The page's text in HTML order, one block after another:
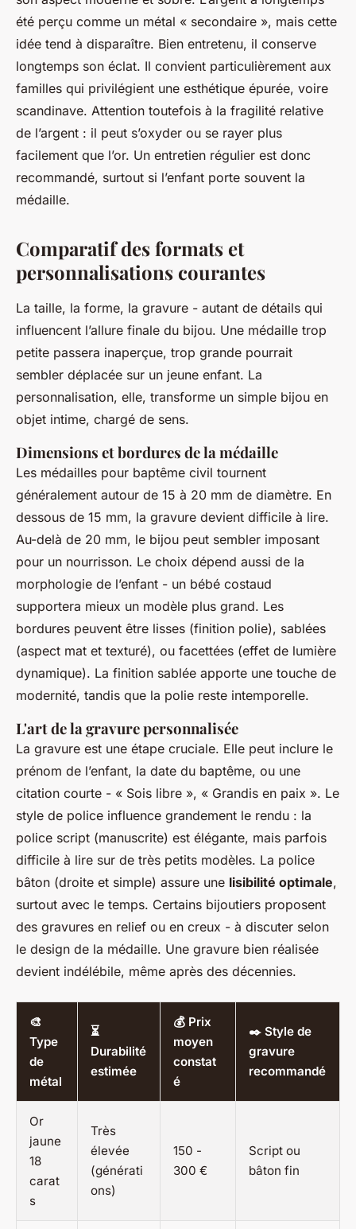
été perçu comme un métal « secondaire », mais cette
idée tend à disparaître. Bien entretenu, il conserve
longtemps son éclat. Il convient particulièrement aux
familles qui privilégient une esthétique épurée, voire
scandinave. Attention toutefois à la fragilité relative
de l’argent : il peut s’oxyder ou se rayer plus
facilement que l’or. Un entretien régulier est donc
recommandé, surtout si l’enfant porte souvent la
médaille.
Comparatif des formats et
personnalisations courantes
La taille, la forme, la gravure - autant de détails qui
influencent l’allure finale du bijou. Une médaille trop
petite passera inaperçue, trop grande pourrait
sembler déplacée sur un jeune enfant. La
personnalisation, elle, transforme un simple bijou en
objet intime, chargé de sens.
Dimensions et bordures de la médaille
Les médailles pour baptême civil tournent
généralement autour de 15 à 20 mm de diamètre. En
dessous de 15 mm, la gravure devient difficile à lire.
Au-delà de 20 mm, le bijou peut sembler imposant
pour un nourrisson. Le choix dépend aussi de la
morphologie de l’enfant - un bébé costaud
supportera mieux un modèle plus grand. Les
bordures peuvent être lisses (finition polie), sablées
(aspect mat et texturé), ou facettées (effet de lumière
dynamique). La finition sablée apporte une touche de
modernité, tandis que la polie reste intemporelle.
L'art de la gravure personnalisée
La gravure est une étape cruciale. Elle peut inclure le
prénom de l’enfant, la date du baptême, ou une
citation courte - « Sois libre », « Grandis en paix ». Le
style de police influence grandement le rendu : la
police script (manuscrite) est élégante, mais parfois
difficile à lire sur de très petits modèles. La police
bâton (droite et simple) assure une lisibilité optimale,
surtout avec le temps. Certains bijoutiers proposent
des gravures en relief ou en creux - à discuter selon
le design de la médaille. Une gravure bien réalisée
devient indélébile, même après des décennies.
🎨
Type
de
métal
⏳
Durabilité
estimée
💰 Prix
moyen
constat
é
✒️ Style de
gravure
recommandé
Or
jaune
18
carat
s
Très
élevée
(générati
ons)
150 -
300 €
Script ou
bâton fin